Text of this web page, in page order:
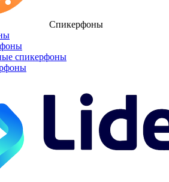
Спикерфоны
спикерфоны